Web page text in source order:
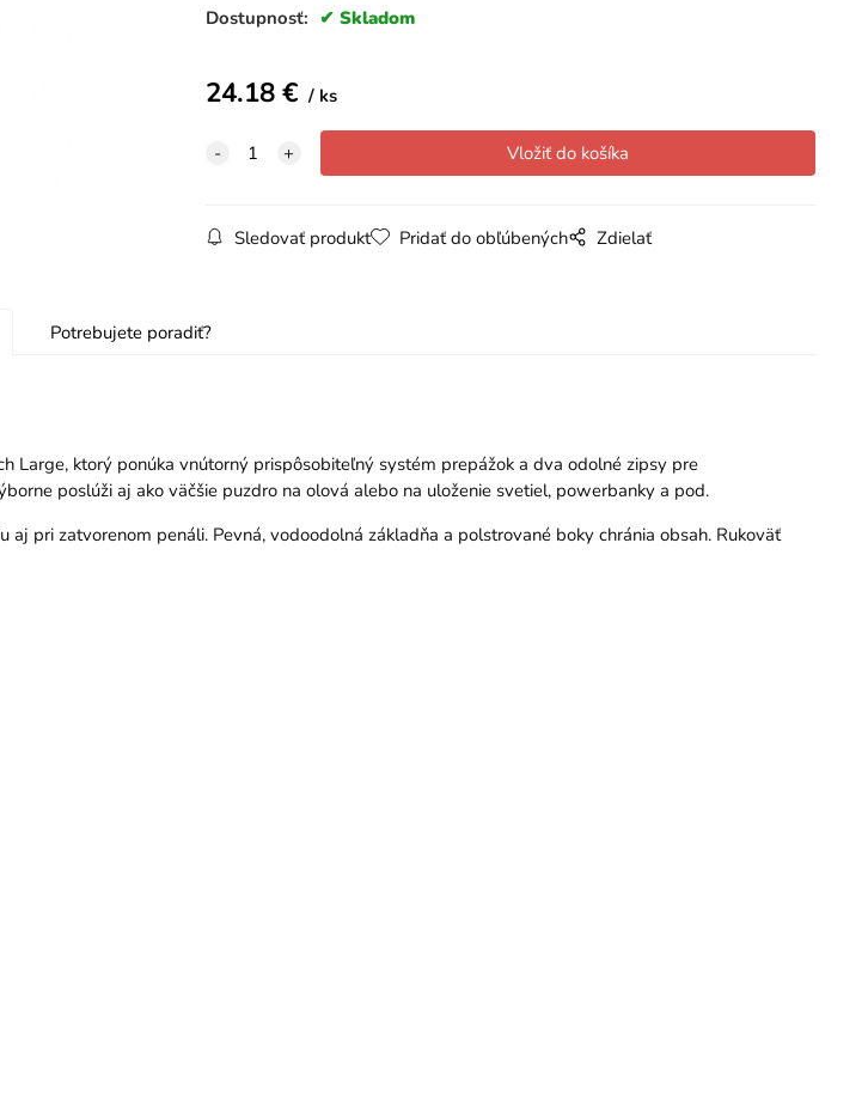
Dostupnosť:
Skladom
24.18€ ks
Sledovať produkt Pridať do obľúbených Zdielať
Potrebujete poradiť?
Large, ktorý ponúka vnútorný prispôsobiteľný systém prepážok a dva odolné zipsy pre
poslúži aj ako väčšie puzdro na olová alebo na uloženie svetiel, powerbanky a pod.
pri zatvorenom penáli. Pevná, vodoodolná základňa a polstrované boky chránia obsah. Rukoväť